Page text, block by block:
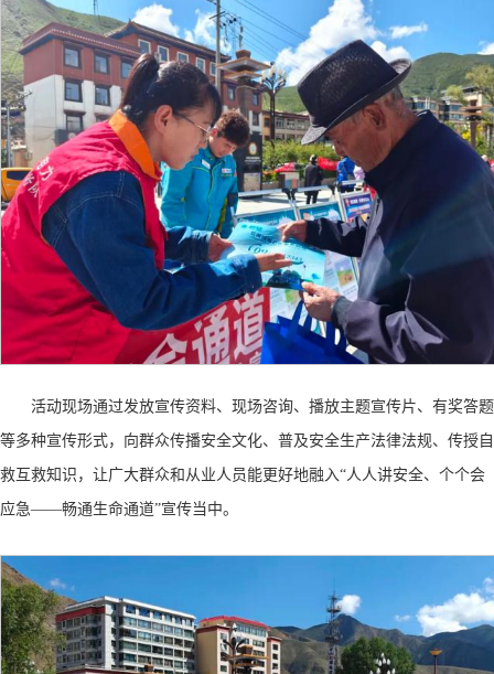
活动现场通过发放宣传资料、现场咨询、播放主题宣传片、有奖答题
等多种宣传形式，向群众传播安全文化、普及安全生产法律法规、传授自
救互救知识，让广大群众和从业人员能更好地融入“人人讲安全、个个会
应急——畅通生命通道”宣传当中。